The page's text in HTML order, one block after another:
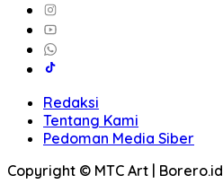
Redaksi
Tentang Kami
Pedoman Media Siber
Copyright © MTC Art | Borero.id